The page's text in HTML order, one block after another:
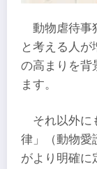
動物虐待事
と考える人
の高まりを背
ます。
それ以外に
律」（動物愛
がより明確に